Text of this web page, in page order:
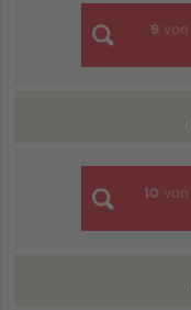
9 von
10 von